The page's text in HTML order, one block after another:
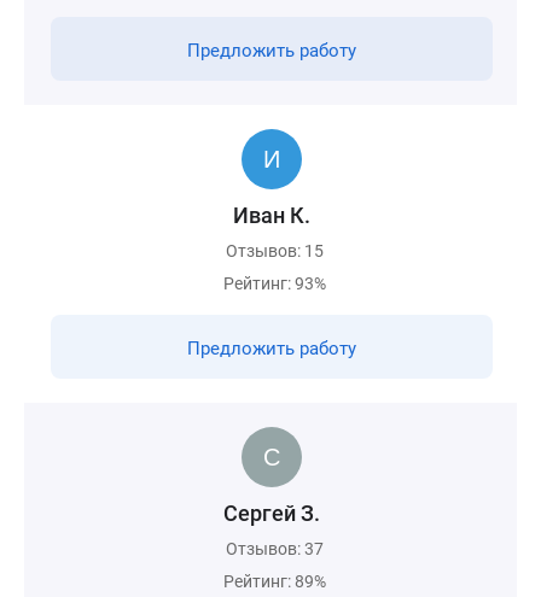
Предложить работу
Иван К.
Отзывов: 15
Рейтинг: 93%
Предложить работу
Сергей З.
Отзывов: 37
Рейтинг: 89%